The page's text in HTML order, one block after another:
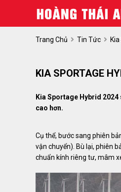
Trang Chủ Tin Tức
KIA SPORTAGE
Kia Sportage Hybrid
cao hơn.
Cụ thể, bước sang phiên
vận chuyển). Bù lại, phiên
chuẩn kính riêng tư, mâm